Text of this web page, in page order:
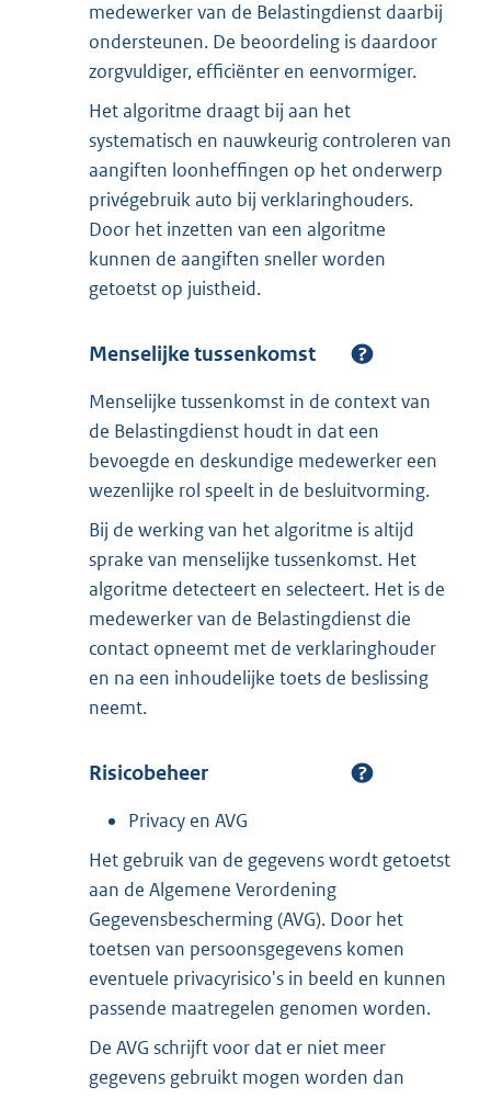
medewerker van de Belastingdienst daarbij
ondersteunen. De beoordeling is daardoor
zorgvuldiger, efficiënter en eenvormiger.
Het algoritme draagt bij aan het
systematisch en nauwkeurig controleren van
aangiften loonheffingen op het onderwerp
privégebruik auto bij verklaringhouders.
Door het inzetten van een algoritme
kunnen de aangiften sneller worden
getoetst op juistheid.
Menselijke tussenkomst
Menselijke tussenkomst in de context van
de Belastingdienst houdt in dat een
bevoegde en deskundige medewerker een
wezenlijke rol speelt in de besluitvorming.
Bij de werking van het algoritme is altijd
sprake van menselijke tussenkomst. Het
algoritme detecteert en selecteert. Het is de
medewerker van de Belastingdienst die
contact opneemt met de verklaringhouder
en na een inhoudelijke toets de beslissing
neemt.
Risicobeheer
Privacy en AVG
Het gebruik van de gegevens wordt getoetst
aan de Algemene Verordening
Gegevensbescherming (AVG). Door het
toetsen van persoonsgegevens komen
eventuele privacyrisico's in beeld en kunnen
passende maatregelen genomen worden.
De AVG schrijft voor dat er niet meer
gegevens gebruikt mogen worden dan